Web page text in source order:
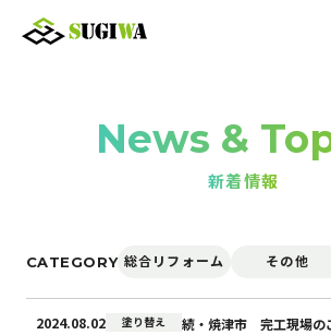
News &
新着情報
CATEGORY 総合リフォーム その他
2024.08.02 塗り替え 続・焼津市 完工現場の